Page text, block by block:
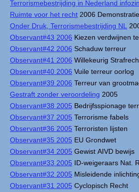
Terrorismebestrijding in Nederland
Ruimte voor het recht 2006
Onder Druk, Terrorismebestrijding NL
Observant#43 2006 Kiezen verdwijnen
Observant#42 2006 Schaduw terreur
Observant#41 2006 Willekeurig
Observant#40 2006 Vuile terreur oorlog
Observant#39 2006 Terreur van
Gestraft zonder veroordeling 2005
Observant#38 2005 Bedrijfsspionage
Observant#37 2005 Terrorisme fabels
Observant#36 2005 Terroristen lijsten
Observant#35 2005 EU Grondwet
Observant#34 2005 Gewist AIVD bewijs
Observant#33 2005 ID-weigeraars Nat.
Observant#32 2005 Misleidende
Observant#31 2005 Cyclopisch Recht